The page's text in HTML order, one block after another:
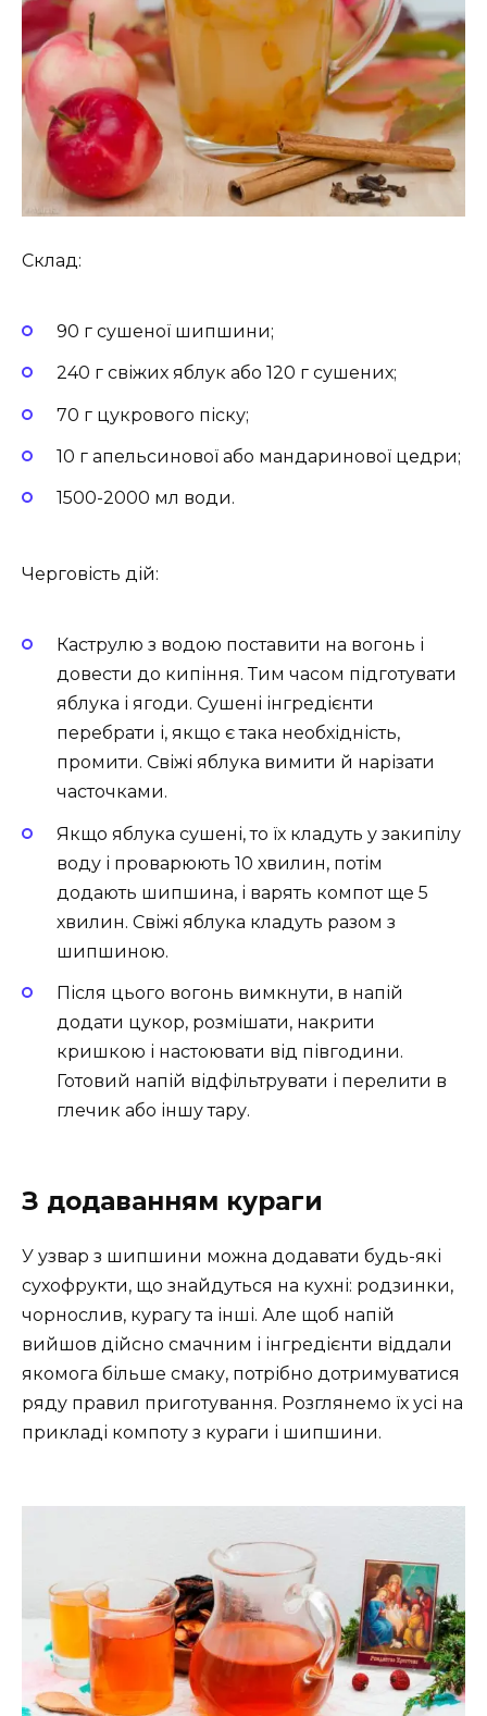
Склад:
90 г сушеної шипшини;
240 г свіжих яблук або 120 г сушених;
70 г цукрового піску;
10 г апельсинової або мандаринової цедри;
1500-2000 мл води.
Черговість дій:
Каструлю з водою поставити на вогонь і
довести до кипіння. Тим часом підготувати
яблука і ягоди. Сушені інгредієнти
перебрати і, якщо є така необхідність,
промити. Свіжі яблука вимити й нарізати
часточками.
Якщо яблука сушені, то їх кладуть у закипілу
воду і проварюють 10 хвилин, потім
додають шипшина, і варять компот ще 5
хвилин. Свіжі яблука кладуть разом з
шипшиною.
Після цього вогонь вимкнути, в напій
додати цукор, розмішати, накрити
кришкою і настоювати від півгодини.
Готовий напій відфільтрувати і перелити в
глечик або іншу тару.
З додаванням кураги
У узвар з шипшини можна додавати будь-які
сухофрукти, що знайдуться на кухні: родзинки,
чорнослив, курагу та інші. Але щоб напій
вийшов дійсно смачним і інгредієнти віддали
якомога більше смаку, потрібно дотримуватися
ряду правил приготування. Розглянемо їх усі на
прикладі компоту з кураги і шипшини.